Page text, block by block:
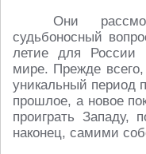
Они
судьбоносный
летие для России
мире. Прежде
уникальный период
прошлое, а новое
проиграть Западу,
наконец, самими